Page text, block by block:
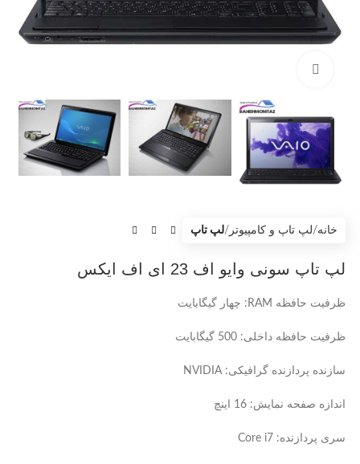
خانه لپ تاپ و کامپیوتر لپ تاپ
لپ تاپ سونی وایو اف 23 ای اف ایکس
ظرفیت حافظه RAM: چهار گیگابایت
ظرفیت حافظه داخلی: 500 گیگابایت
سازنده پردازنده گرافیکی: NVIDIA
اندازه صفحه نمایش: 16 اینچ
سری پردازنده: Core i7